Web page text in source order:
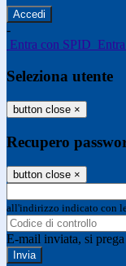
-
Entra con SPID
Seleziona utente
button close ×
Recupero
button close ×
all'indirizzo indicato con
E-mail inviata, si